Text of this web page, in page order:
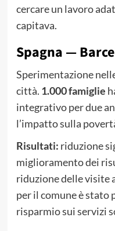
cercare un lavoro
capitava.
Spagna —
Sperimentazione
città. 1.000 famiglie
integrativo per due
l’impatto sulla
Risultati: riduzione
miglioramento dei
riduzione delle visite
per il comune è stato
risparmio sui servizi